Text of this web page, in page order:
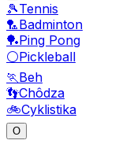
🎾Tennis
🏸Badminton
🏓Ping Pong
⚪Pickleball
🏃Beh
👣Chôdza
🚲Cyklistika
O